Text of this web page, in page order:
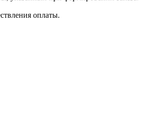
оплаты.